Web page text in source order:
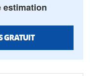
estimation
GRATUIT